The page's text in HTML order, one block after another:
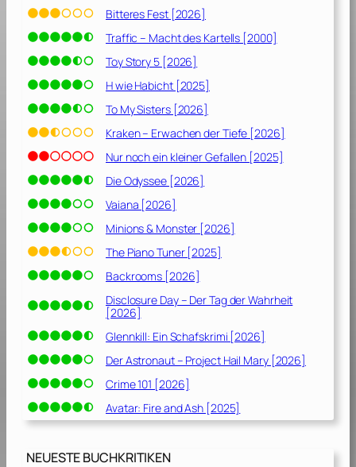
Bitteres Fest [2026]
Traffic – Macht des Kartells [2000]
Toy Story 5 [2026]
H wie Habicht [2025]
To My Sisters [2026]
Kraken – Erwachen der Tiefe [2026]
Nur noch ein kleiner Gefallen [2025]
Die Odyssee [2026]
Vaiana [2026]
Minions & Monster [2026]
The Piano Tuner [2025]
Backrooms [2026]
Disclosure Day – Der Tag der Wahrheit
[2026]
Glennkill: Ein Schafskrimi [2026]
Der Astronaut – Project Hail Mary [2026]
Crime 101 [2026]
Avatar: Fire and Ash [2025]
NEUESTE BUCHKRITIKEN